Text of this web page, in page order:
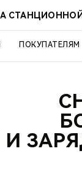
ПОКУПАТЕЛЯМ
И